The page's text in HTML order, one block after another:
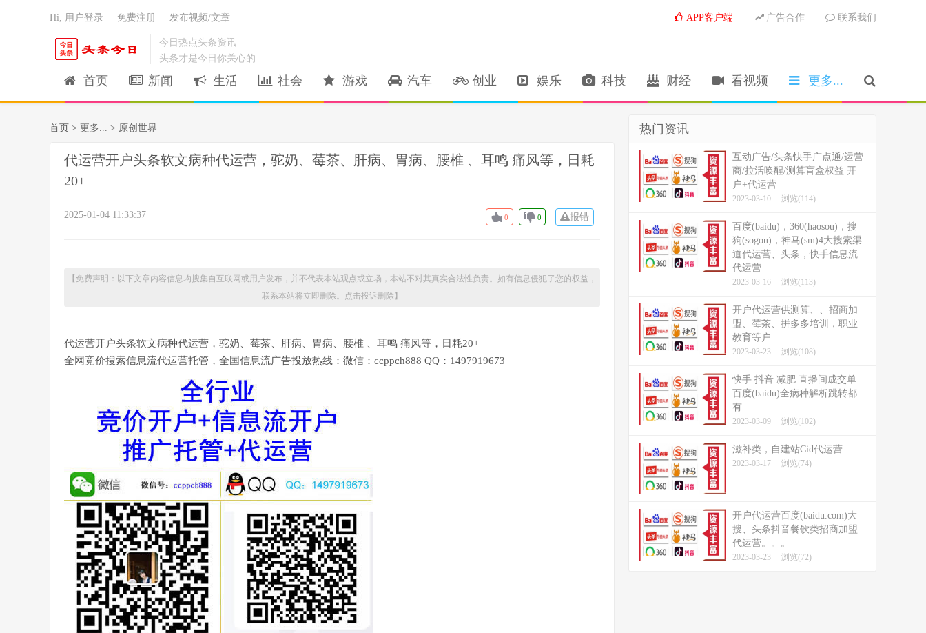
今日热点头条资讯
头条才是今日你关心的
首页 新闻 生活 社会 游戏 汽车 创业 娱乐 科技 财经 看视频 更多...
APP客户端 广告合作 联系我们
Hi, 用户登录 免费注册 发布视频/文章
首页 > 更多... > 原创世界
代运营开户头条软文病种代运营，驼奶、莓茶、肝病、胃病、腰椎 、耳鸣 痛风等，日耗
20+
0 0 报错
2025-01-04 11:33:37
【免费声明：以下文章内容信息均搜集自互联网或用户发布，并不代表本站观点或立场，本站不对其真实合法性负责。如有信息侵犯了您的权益，
联系本站将立即删除。 点击投诉删除 】
代运营开户头条软文病种代运营，驼奶、莓茶、肝病、胃病、腰椎 、耳鸣 痛风等，日耗20+
全网竞价搜索信息流代运营托管，全国信息流广告投放热线：微信：ccppch888 QQ：1497919673
热门资讯
互动广告/头条快手广点通/运营
商/拉活唤醒/测算盲盒权益 开
户+代运营
2023-03-10 浏览(114)
百度(baidu)，360(haosou)，搜
狗(sogou)，神马(sm)4大搜索渠
道代运营、头条，快手信息流
代运营
2023-03-16 浏览(113)
开户代运营供测算、、招商加
盟、莓茶、拼多多培训，职业
教育等户
2023-03-23 浏览(108)
快手 抖音 减肥 直播间成交单
百度(baidu)全病种解析跳转都
有
2023-03-09 浏览(102)
滋补类，自建站Cid代运营
2023-03-17 浏览(74)
开户代运营百度(baidu.com)大
搜、头条抖音餐饮类招商加盟
代运营。。。
2023-03-23 浏览(72)